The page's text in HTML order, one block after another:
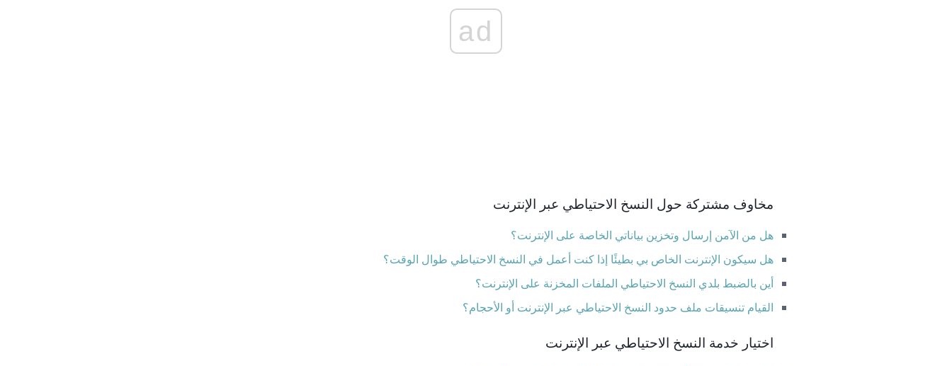
ad
مخاوف مشتركة حول النسخ الاحتياطي عبر الإنترنت
هل من الآمن إرسال وتخزين بياناتي الخاصة على الإنترنت؟
هل سيكون الإنترنت الخاص بي بطيئًا إذا كنت أعمل في النسخ الاحتياطي طوال الوقت؟
أين بالضبط بلدي النسخ الاحتياطي الملفات المخزنة على الإنترنت؟
القيام تنسيقات ملف حدود النسخ الاحتياطي عبر الإنترنت أو الأحجام؟
اختيار خدمة النسخ الاحتياطي عبر الإنترنت